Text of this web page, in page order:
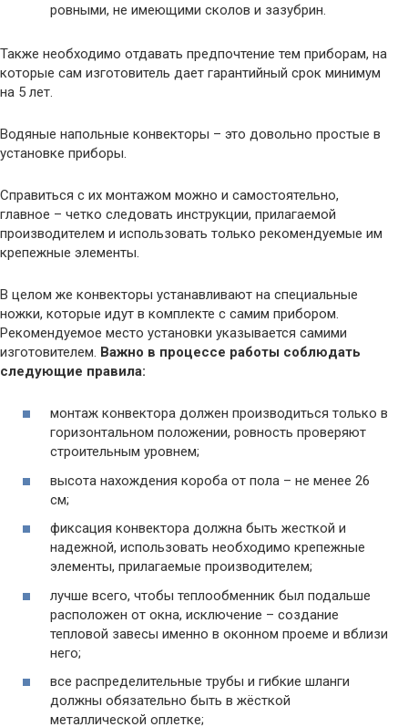
ровными, не имеющими сколов и зазубрин.
Также необходимо отдавать предпочтение тем приборам, на
которые сам изготовитель дает гарантийный срок минимум
на 5 лет.
Водяные напольные конвекторы – это довольно простые в
установке приборы.
Справиться с их монтажом можно и самостоятельно,
главное – четко следовать инструкции, прилагаемой
производителем и использовать только рекомендуемые им
крепежные элементы.
В целом же конвекторы устанавливают на специальные
ножки, которые идут в комплекте с самим прибором.
Рекомендуемое место установки указывается самими
изготовителем. Важно в процессе работы соблюдать
следующие правила:
монтаж конвектора должен производиться только в
горизонтальном положении, ровность проверяют
строительным уровнем;
высота нахождения короба от пола – не менее 26
см;
фиксация конвектора должна быть жесткой и
надежной, использовать необходимо крепежные
элементы, прилагаемые производителем;
лучше всего, чтобы теплообменник был подальше
расположен от окна, исключение – создание
тепловой завесы именно в оконном проеме и вблизи
него;
все распределительные трубы и гибкие шланги
должны обязательно быть в жёсткой
металлической оплетке;